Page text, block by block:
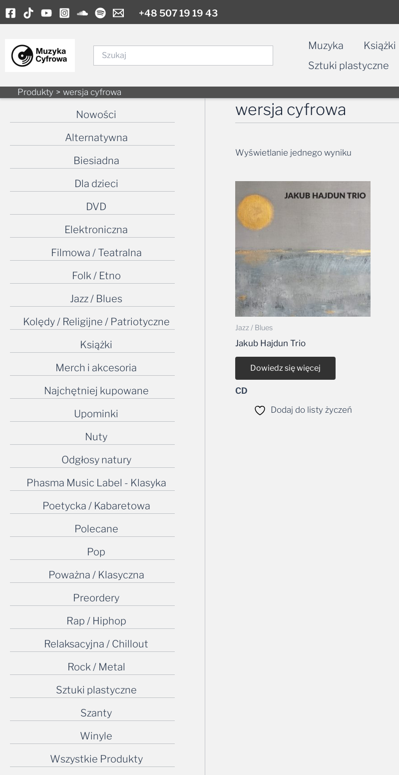
Skip
to
+48 507 19 19 43
Muzyka Książki
Sztuki plastyczne
Produkty wersja cyfrowa
Nowości
Alternatywna
Biesiadna
Dla dzieci
DVD
Elektroniczna
Filmowa / Teatralna
Folk / Etno
Jazz / Blues
Kolędy / Religijne / Patriotyczne
Książki
Merch i akcesoria
Najchętniej kupowane
Upominki
Nuty
Odgłosy natury
Phasma Music Label - Klasyka
Poetycka / Kabaretowa
Polecane
Pop
Poważna / Klasyczna
Preordery
Rap / Hiphop
Relaksacyjna / Chillout
Rock / Metal
Sztuki plastyczne
Szanty
Winyle
Wszystkie Produkty
wersja cyfrowa
Wyświetlanie jednego wyniku
Jazz / Blues
Jakub Hajdun Trio
Dowiedz się więcej
CD
Dodaj do listy życzeń